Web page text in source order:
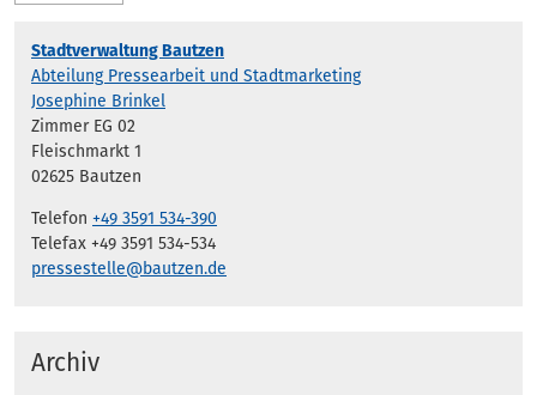
Stadtverwaltung Bautzen
Abteilung Pressearbeit und Stadtmarketing
Josephine Brinkel
Zimmer EG 02
Fleischmarkt 1
02625 Bautzen
Telefon +49 3591 534-390
Telefax +49 3591 534-534
pressestelle@bautzen.de
Archiv